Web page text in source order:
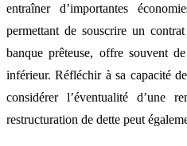
entraîner d’importantes
permettant de souscrire un
banque prêteuse, offre souvent
inférieur. Réfléchir à sa capacité
considérer l’éventualité d’une
restructuration de dette peut